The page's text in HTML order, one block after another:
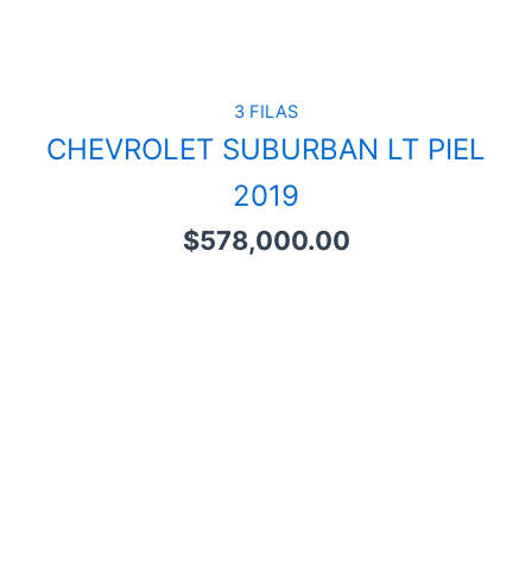
3 FILAS
CHEVROLET SUBURBAN LT PIEL
2019
$578,000.00